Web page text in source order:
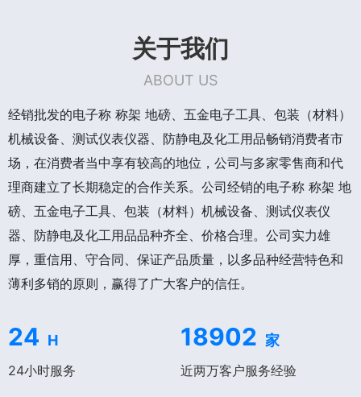
关于我们
ABOUT US
经销批发的电子称 称架 地磅、五金电子工具、包装（材料）
机械设备、测试仪表仪器、防静电及化工用品畅销消费者市
场，在消费者当中享有较高的地位，公司与多家零售商和代
理商建立了长期稳定的合作关系。公司经销的电子称 称架 地
磅、五金电子工具、包装（材料）机械设备、测试仪表仪
器、防静电及化工用品品种齐全、价格合理。公司实力雄
厚，重信用、守合同、保证产品质量，以多品种经营特色和
薄利多销的原则，赢得了广大客户的信任。
24 H
24小时服务
18902 家
近两万客户服务经验